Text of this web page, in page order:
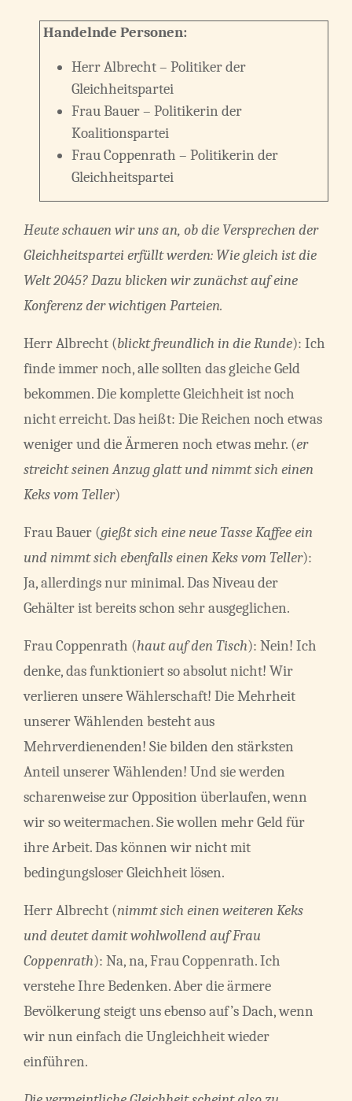
Handelnde Personen:
Herr Albrecht – Politiker der
Gleichheitspartei
Frau Bauer – Politikerin der
Koalitionspartei
Frau Coppenrath – Politikerin der
Gleichheitspartei
Heute schauen wir uns an, ob die Versprechen der
Gleichheitspartei erfüllt werden: Wie gleich ist die
Welt 2045? Dazu blicken wir zunächst auf eine
Konferenz der wichtigen Parteien.
Herr Albrecht (blickt freundlich in die Runde): Ich
finde immer noch, alle sollten das gleiche Geld
bekommen. Die komplette Gleichheit ist noch
nicht erreicht. Das heißt: Die Reichen noch etwas
weniger und die Ärmeren noch etwas mehr. (er
streicht seinen Anzug glatt und nimmt sich einen
Keks vom Teller)
Frau Bauer (gießt sich eine neue Tasse Kaffee ein
und nimmt sich ebenfalls einen Keks vom Teller):
Ja, allerdings nur minimal. Das Niveau der
Gehälter ist bereits schon sehr ausgeglichen.
Frau Coppenrath (haut auf den Tisch): Nein! Ich
denke, das funktioniert so absolut nicht! Wir
verlieren unsere Wählerschaft! Die Mehrheit
unserer Wählenden besteht aus
Mehrverdienenden! Sie bilden den stärksten
Anteil unserer Wählenden! Und sie werden
scharenweise zur Opposition überlaufen, wenn
wir so weitermachen. Sie wollen mehr Geld für
ihre Arbeit. Das können wir nicht mit
bedingungsloser Gleichheit lösen.
Herr Albrecht (nimmt sich einen weiteren Keks
und deutet damit wohlwollend auf Frau
Coppenrath): Na, na, Frau Coppenrath. Ich
verstehe Ihre Bedenken. Aber die ärmere
Bevölkerung steigt uns ebenso auf’s Dach, wenn
wir nun einfach die Ungleichheit wieder
einführen.